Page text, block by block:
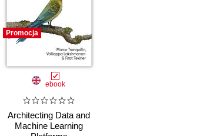
Promocja
ebook
Architecting Data and
Machine Learning